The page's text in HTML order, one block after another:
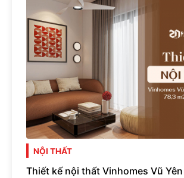
NỘI THẤT
Thiết kế nội thất Vinhomes Vũ